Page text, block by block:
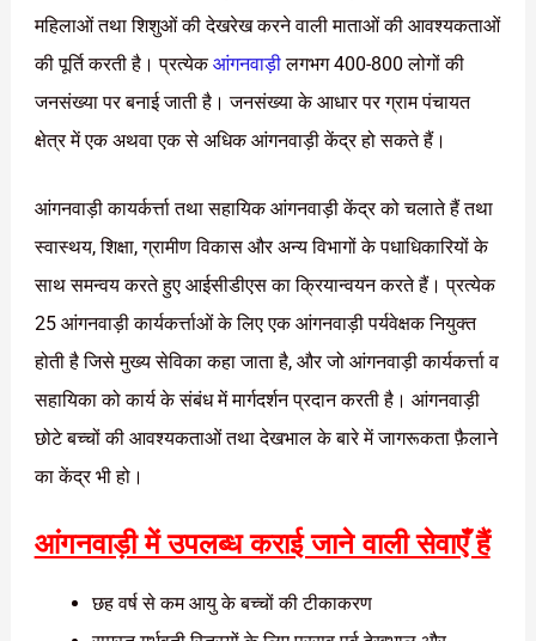
महिलाओं तथा शिशुओं की देखरेख करने वाली माताओं की आवश्यकताओं
की पूर्ति करती है। प्रत्येकआंगनवाड़ीलगभग 400-800 लोगों की
जनसंख्या पर बनाई जाती है। जनसंख्या के आधार पर ग्राम पंचायत
क्षेत्र में एक अथवा एक से अधिक आंगनवाड़ी केंद्र हो सकते हैं।
आंगनवाड़ी कायर्कर्त्ता तथा सहायिक आंगनवाड़ी केंद्र को चलाते हैं तथा
स्वास्थय, शिक्षा, ग्रामीण विकास और अन्य विभागों के पधाधिकारियों के
साथ समन्वय करते हुए आईसीडीएस का क्रियान्वयन करते हैं। प्रत्येक
25 आंगनवाड़ी कार्यकर्त्ताओं के लिए एक आंगनवाड़ी पर्यवेक्षक नियुक्त
होती है जिसे मुख्य सेविका कहा जाता है, और जो आंगनवाड़ी कार्यकर्त्ता व
सहायिका को कार्य के संबंध में मार्गदर्शन प्रदान करती है। आंगनवाड़ी
छोटे बच्चों की आवश्यकताओं तथा देखभाल के बारे में जागरूकता फ़ैलाने
का केंद्र भी हो।
आंगनवाड़ी में उपलब्ध कराई जाने वाली सेवाएँ हैं
छह वर्ष से कम आयु के बच्चों की टीकाकरण